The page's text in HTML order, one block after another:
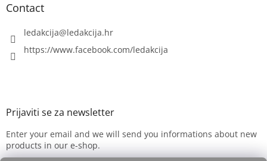
Contact
ledakcija@ledakcija.hr
https://www.facebook.com/ledakcija
Enter your email and we will send you informations about new
products in our e-shop.